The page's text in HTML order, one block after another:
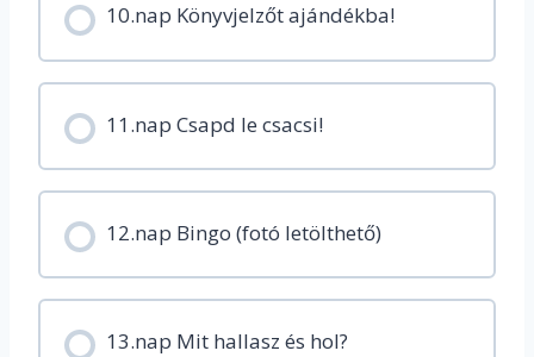
10.nap Könyvjelzőt ajándékba!
11.nap Csapd le csacsi!
12.nap Bingo (fotó letölthető)
13.nap Mit hallasz és hol?